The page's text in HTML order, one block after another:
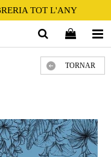
TOT L'ANY
TORNAR